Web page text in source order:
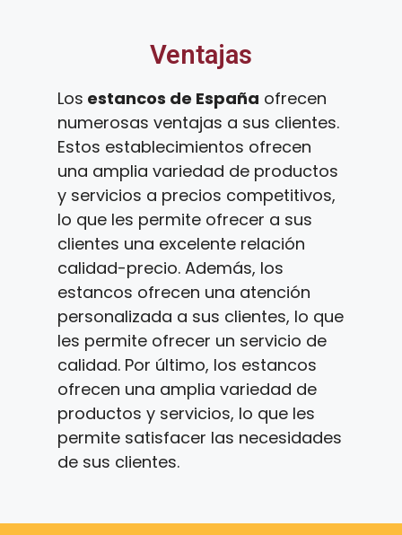
Ventajas
Los estancos de España ofrecen
numerosas ventajas a sus clientes.
Estos establecimientos ofrecen
una amplia variedad de productos
y servicios a precios competitivos,
lo que les permite ofrecer a sus
clientes una excelente relación
calidad-precio. Además, los
estancos ofrecen una atención
personalizada a sus clientes, lo que
les permite ofrecer un servicio de
calidad. Por último, los estancos
ofrecen una amplia variedad de
productos y servicios, lo que les
permite satisfacer las necesidades
de sus clientes.